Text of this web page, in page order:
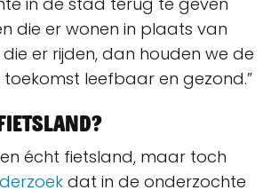
die er wonen in plaats van
er rijden, dan houden we de
leefbaar en gezond.”
écht fietsland, maar toch
dat in de onderzochte